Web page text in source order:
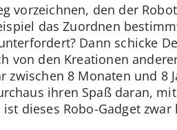
vorzeichnen, den der
das Zuordnen
Dann schicke
von den Kreationen
8 Monaten und 8
ihren Spaß daran,
dieses Robo-Gadget